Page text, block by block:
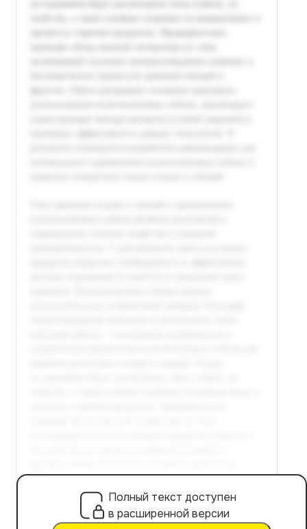
Полный текст доступен
в расширенной версии